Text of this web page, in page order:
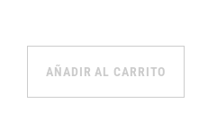
AÑADIR AL CARRITO